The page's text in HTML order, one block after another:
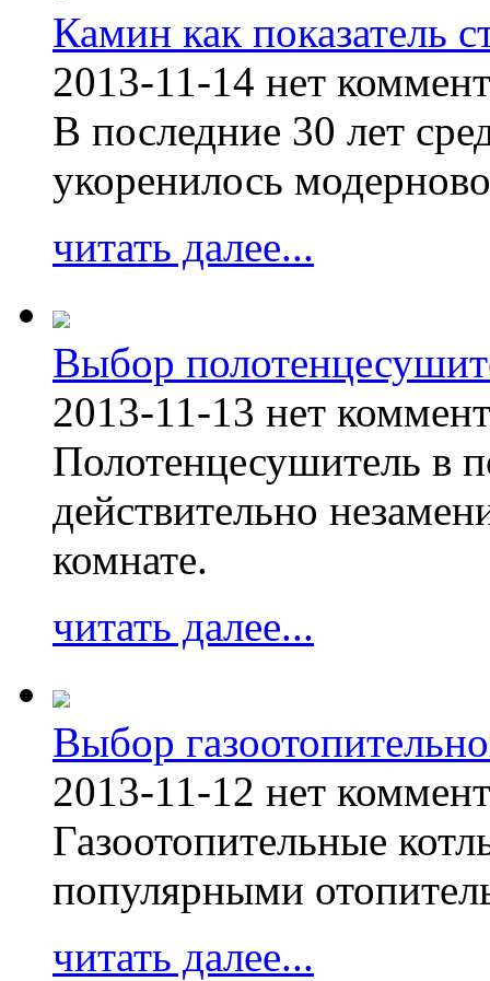
Камин как показатель
2013-11-14 нет
В последние 30 лет
укоренилось
читать далее...
Выбор
2013-11-13 нет
Полотенцесушитель в
действительно
комнате.
читать далее...
Выбор
2013-11-12 нет
Газоотопительные
популярными
читать далее...